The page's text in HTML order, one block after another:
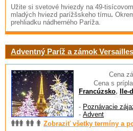
Užite si svetové hviezdy na 49-tisícovom
mladých hviezd parížšskeho tímu.
prehliadku nádherného Paríža.
Adventný Paríž a zámok
Cena
Cena s
Francúzsko,
- Poznávacie
- Advent
Zobraziť všetky termíny a